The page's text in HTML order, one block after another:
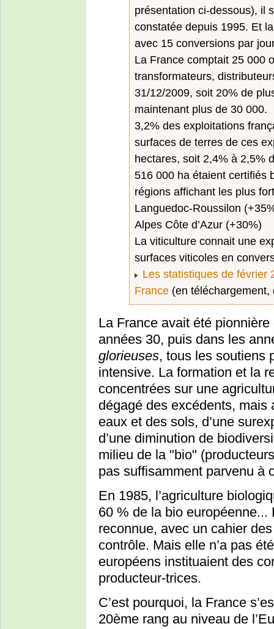
présentation ci-dessous), il
constatée depuis 1995. Et
avec 15 conversions par
La France comptait 25 000
transformateurs,
31/12/2009, soit 20% de
maintenant plus de 30 000.
3,2% des exploitations
surfaces de terres de ces
hectares, soit 2,4% à 2,5%
516 000 ha étaient certifiés
régions affichant les plus
Languedoc-Roussilon
Alpes Côte d’Azur (+30%)
La viticulture connait une
surfaces viticoles en
Les statistiques de février
France (en téléchargement,
La France avait été
années 30, puis dans les
glorieuses, tous les soutiens
intensive. La formation et la
concentrées sur une
dégagé des excédents, mais
eaux et des sols, d’une
d’une diminution de
milieu de la "bio"
pas suffisamment parvenu à
En 1985, l’agriculture
60 % de la bio européenne...
reconnue, avec un cahier
contrôle. Mais elle n’a pas
européens instituaient des
producteur-trices.
C’est pourquoi, la France
20ème rang au niveau de